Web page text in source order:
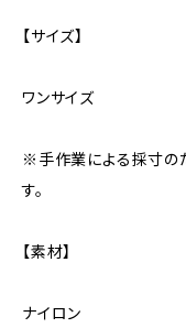
【サイズ】
ワンサイズ
※手作業による採寸の
す。
【素材】
ナイロン